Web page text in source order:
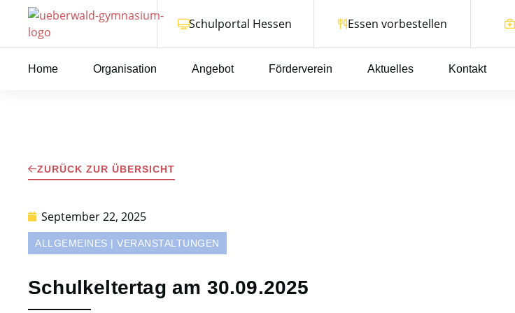
Schulportal Hessen Essen vorbestellen
Home Organisation Angebot Förderverein Aktuelles Kontakt
ZURÜCK ZUR ÜBERSICHT
September 22, 2025
ALLGEMEINES | VERANSTALTUNGEN
Schulkeltertag am 30.09.2025